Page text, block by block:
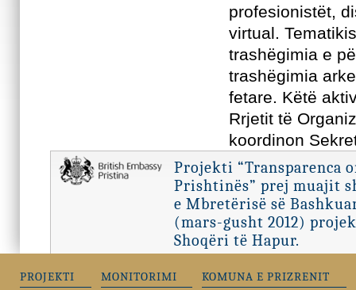
profesionistët,
virtual.
trashëgimia e
trashëgimia
fetare. Këtë
Rrjetit të
koordinon
Projekti “Transparenca
Prishtinës” prej muajit
e Mbretërisë së
(mars-gusht 2012)
Shoqëri të Hapur.
PROJEKTI MONITORIMI KOMUNA E PRIZRENIT